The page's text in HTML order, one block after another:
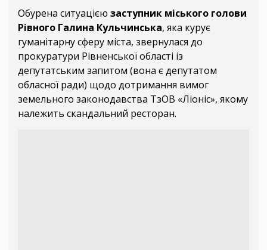
Обурена ситуацією заступник міського голови
Рівного Галина Кульчинська, яка курує
гуманітарну сферу міста, звернулася до
прокуратури Рівненської області із
депутатським запитом (вона є депутатом
обласної ради) щодо дотримання вимог
земельного законодавства ТзОВ «Ліоніс», якому
належить скандальний ресторан.